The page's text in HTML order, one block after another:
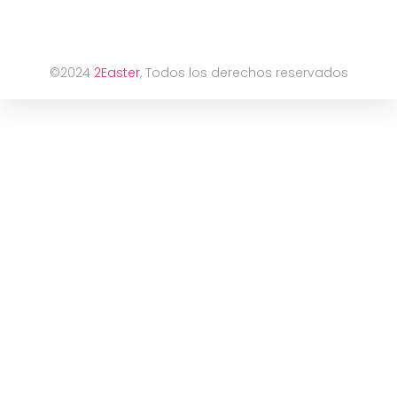
©2024 2Easter, Todos los derechos reservados